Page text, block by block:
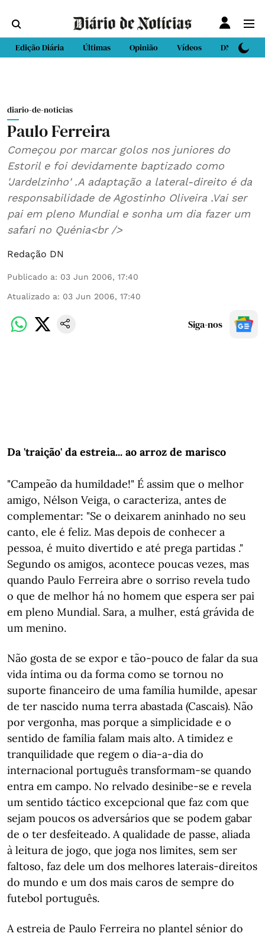
Edição Diária Últimas Opinião Vídeos DN Sport
diario-de-noticias
Paulo Ferreira
Começou por marcar golos nos juniores do
Estoril e foi devidamente baptizado como
'Jardelzinho' .A adaptação a lateral-direito é da
responsabilidade de Agostinho Oliveira .Vai ser
pai em pleno Mundial e sonha um dia fazer um
safari no Quénia<br />
Redação DN
Publicado a: 03 Jun 2006, 17:40
Atualizado a: 03 Jun 2006, 17:40
Siga-nos
Da 'traição' da estreia... ao arroz de marisco
"Campeão da humildade!" É assim que o melhor
amigo, Nélson Veiga, o caracteriza, antes de
complementar: "Se o deixarem aninhado no seu
canto, ele é feliz. Mas depois de conhecer a
pessoa, é muito divertido e até prega partidas ."
Segundo os amigos, acontece poucas vezes, mas
quando Paulo Ferreira abre o sorriso revela tudo
o que de melhor há no homem que espera ser pai
em pleno Mundial. Sara, a mulher, está grávida de
um menino.
Não gosta de se expor e tão-pouco de falar da sua
vida íntima ou da forma como se tornou no
suporte financeiro de uma família humilde, apesar
de ter nascido numa terra abastada (Cascais). Não
por vergonha, mas porque a simplicidade e o
sentido de família falam mais alto. A timidez e
tranquilidade que regem o dia-a-dia do
internacional português transformam-se quando
entra em campo. No relvado desinibe-se e revela
um sentido táctico excepcional que faz com que
sejam poucos os adversários que se podem gabar
de o ter desfeiteado. A qualidade de passe, aliada
à leitura de jogo, que joga nos limites, sem ser
faltoso, faz dele um dos melhores laterais-direitos
do mundo e um dos mais caros de sempre do
futebol português.
A estreia de Paulo Ferreira no plantel sénior do